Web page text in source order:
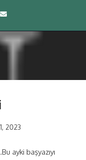
2023
ayki başyazıyı